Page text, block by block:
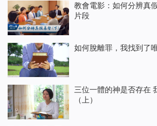
教會電影：如何分辨真
片段
如何脫離罪，我找到了
三位一體的神是否存在 我終於得到答案
（上）